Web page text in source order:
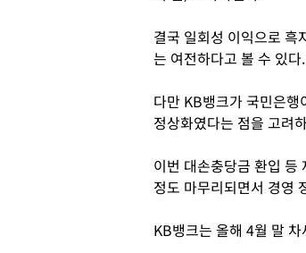
결국 일회성 이익으로 흑
는 여전하다고 볼 수 있다.
다만 KB뱅크가 국민은
정상화였다는 점을 고려
이번 대손충당금 환입 등
정도 마무리되면서 경영
KB뱅크는 올해 4월 말